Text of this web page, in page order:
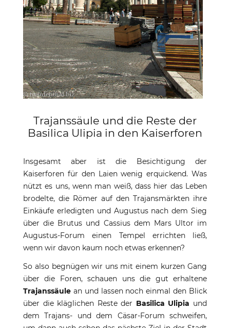
Trajanssäule und die Reste der
Basilica Ulipia in den Kaiserforen
Insgesamt aber ist die Besichtigung der
Kaiserforen für den Laien wenig erquickend. Was
nützt es uns, wenn man weiß, dass hier das Leben
brodelte, die Römer auf den Trajansmärkten ihre
Einkäufe erledigten und Augustus nach dem Sieg
über die Brutus und Cassius dem Mars Ultor im
Augustus-Forum einen Tempel errichten ließ,
wenn wir davon kaum noch etwas erkennen?
So also begnügen wir uns mit einem kurzen Gang
über die Foren, schauen uns die gut erhaltene
Trajanssäule an und lassen noch einmal den Blick
über die kläglichen Reste der Basilica Ulipia und
dem Trajans- und dem Cäsar-Forum schweifen,